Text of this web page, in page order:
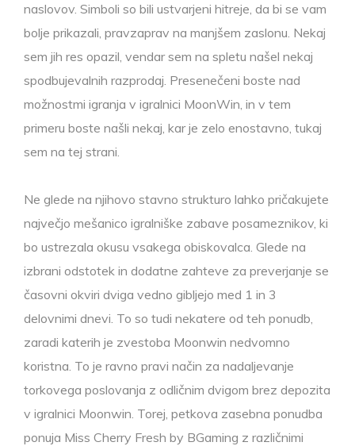
naslovov. Simboli so bili ustvarjeni hitreje, da bi se vam
bolje prikazali, pravzaprav na manjšem zaslonu. Nekaj ​​
sem jih res opazil, vendar sem na spletu našel nekaj
spodbujevalnih razprodaj. Presenečeni boste nad
možnostmi igranja v igralnici MoonWin, in v tem
primeru boste našli nekaj, kar je zelo enostavno, tukaj
sem na tej strani.
Ne glede na njihovo stavno strukturo lahko pričakujete
največjo mešanico igralniške zabave posameznikov, ki
bo ustrezala okusu vsakega obiskovalca. Glede na
izbrani odstotek in dodatne zahteve za preverjanje se
časovni okviri dviga vedno gibljejo med 1 in 3
delovnimi dnevi. To so tudi nekatere od teh ponudb,
zaradi katerih je zvestoba Moonwin nedvomno
koristna. To je ravno pravi način za nadaljevanje
torkovega poslovanja z odličnim dvigom brez depozita
v igralnici Moonwin. Torej, petkova zasebna ponudba
ponuja Miss Cherry Fresh by BGaming z različnimi